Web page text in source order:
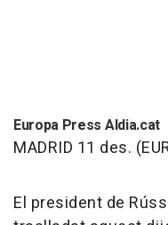
Europa Press Aldia.cat
MADRID 11 des.
El president de